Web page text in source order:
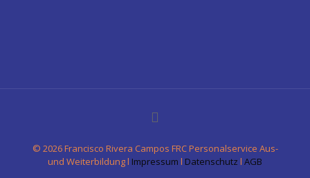
© 2026 Francisco Rivera Campos FRC Personalservice Aus-
und Weiterbildung l Impressum l Datenschutz l AGB